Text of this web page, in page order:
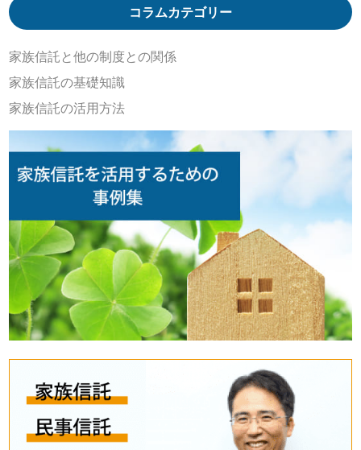
コラムカテゴリー
家族信託と他の制度との関係
家族信託の基礎知識
家族信託の活用方法